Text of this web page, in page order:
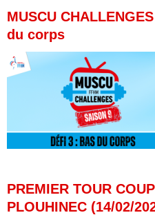
MUSCU
du corps
PREMIER TOUR
PLOUHINEC (14/02/